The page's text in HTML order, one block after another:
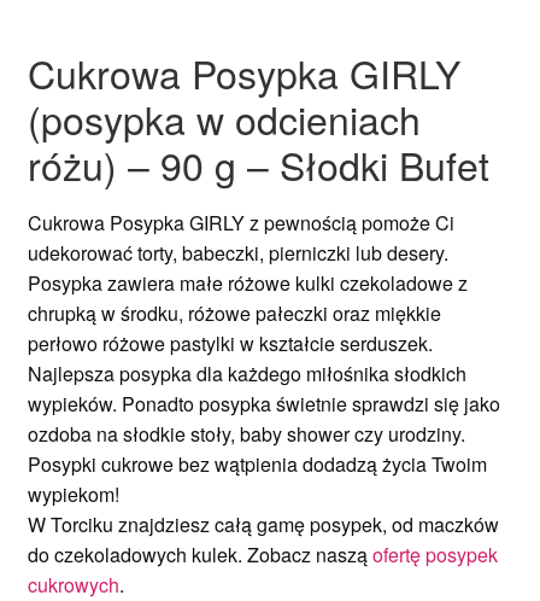
Cukrowa Posypka GIRLY
(posypka w odcieniach
różu) – 90 g – Słodki Bufet
Cukrowa PosypkaGIRLYz pewnością pomoże Ci
udekorować torty, babeczki, pierniczki lub desery.
Posypka zawiera małe różowe kulki czekoladowe z
chrupką w środku, różowe pałeczki oraz miękkie
perłowo różowe pastylki w kształcie serduszek.
Najlepsza posypka dla każdego miłośnika słodkich
wypieków. Ponadto posypka świetnie sprawdzi się jako
ozdoba na słodkie stoły, baby shower czy urodziny.
Posypki cukrowe bez wątpienia dodadzą życia Twoim
wypiekom!
W Torciku znajdziesz całą gamę posypek, od maczków
do czekoladowych kulek. Zobacz nasząofertę posypek
cukrowych.